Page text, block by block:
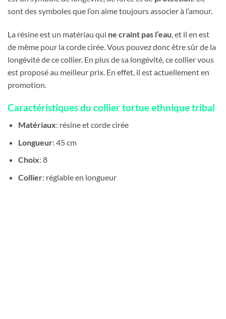
sont des symboles que l’on aime toujours associer à l’amour.
La résine est un matériau qui ne craint pas l’eau , et il en est
de même pour la corde cirée. Vous pouvez donc être sûr de la
longévité de ce collier. En plus de sa longévité, ce collier vous
est proposé au meilleur prix. En effet, il est actuellement en
promotion.
Caractéristiques du collier tortue ethnique tribal
Matériaux: résine et corde cirée
Longueur: 45 cm
Choix: 8
Collier: réglable en longueur